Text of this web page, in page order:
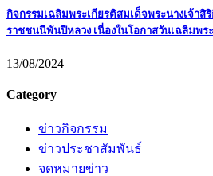
กิจกรรมเฉลิมพระเกียรติสมเด็จพระนางเจ้า
ราชชนนีพันปีหลวง เนื่องในโอกาสวันเฉลิมพร
13/08/2024
Category
ข่าวกิจกรรม
ข่าวประชาสัมพันธ์
จดหมายข่าว